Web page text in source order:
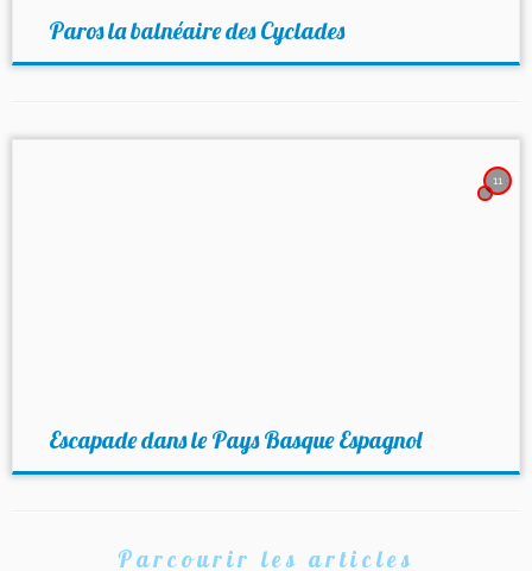
Paros la balnéaire des Cyclades
11
Escapade dans le Pays Basque Espagnol
Parcourir les articles